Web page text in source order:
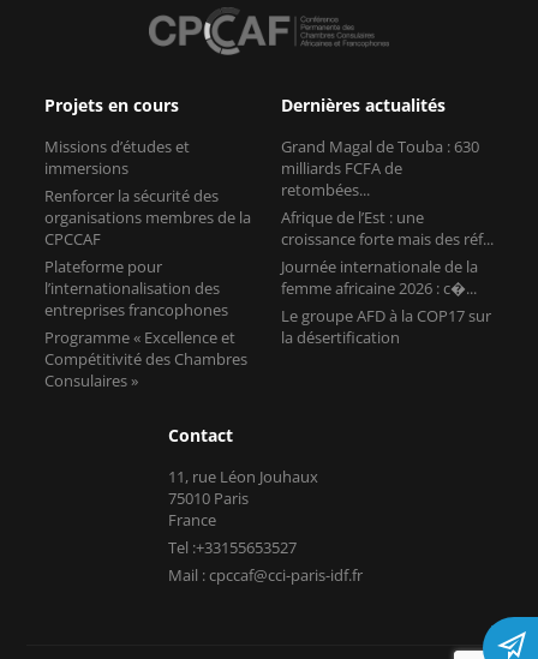
Projets en cours
Missions d’études et
immersions
Renforcer la sécurité des
organisations membres de la
CPCCAF
Plateforme pour
l’internationalisation des
entreprises francophones
Programme « Excellence et
Compétitivité des Chambres
Consulaires »
Dernières actualités
Grand Magal de Touba : 630
milliards FCFA de
retombées...
Afrique de l’Est : une
croissance forte mais des réf...
Journée internationale de la
femme africaine 2026 : c�...
Le groupe AFD à la COP17 sur
la désertification
Contact
11, rue Léon Jouhaux
75010 Paris
France
Tel :+33155653527
Mail : cpccaf@cci-paris-idf.fr